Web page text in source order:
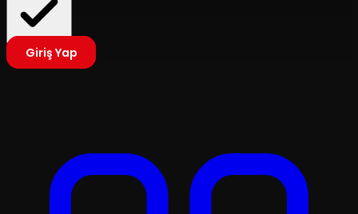
Giriş Yap